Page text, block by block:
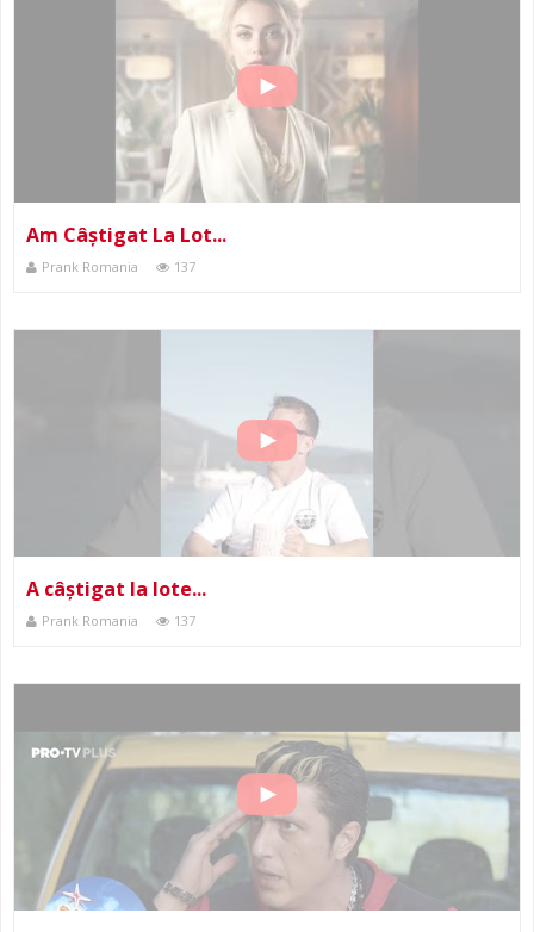
Am Câștigat La Lot...
Prank Romania 137
A câștigat la lote...
Prank Romania 137